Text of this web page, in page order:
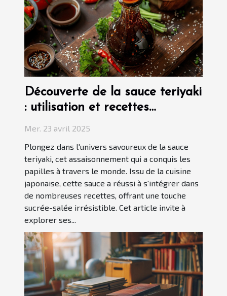
Découverte de la sauce teriyaki
: utilisation et recettes
populaires
Mer. 23 avril 2025
Plongez dans l'univers savoureux de la sauce
teriyaki, cet assaisonnement qui a conquis les
papilles à travers le monde. Issu de la cuisine
japonaise, cette sauce a réussi à s'intégrer dans
de nombreuses recettes, offrant une touche
sucrée-salée irrésistible. Cet article invite à
explorer ses...